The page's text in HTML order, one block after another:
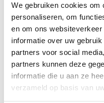
We gebruiken cookies om
personaliseren, om
en om ons
informatie over uw
partners voor social
partners kunnen deze
informatie die u aan ze
verzameld op basis van
Ben je op zoek naar een
kijkje in onze flyers. Per
van de G-sportkampen
van andere aanbieders.
Download de